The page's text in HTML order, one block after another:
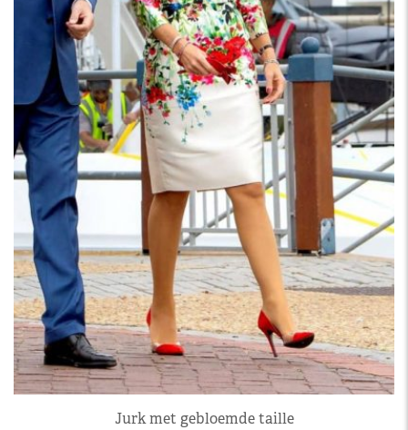
Jurk met gebloemde taille